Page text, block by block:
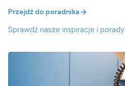
Przejdź do poradnika
Sprawdź nasze inspiracje i porady